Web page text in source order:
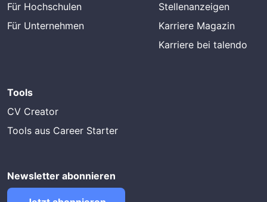
Für Hochschulen
Für Unternehmen
Stellenanzeigen
Karriere Magazin
Karriere bei talendo
Tools
CV Creator
Tools aus Career Starter
Newsletter abonnieren